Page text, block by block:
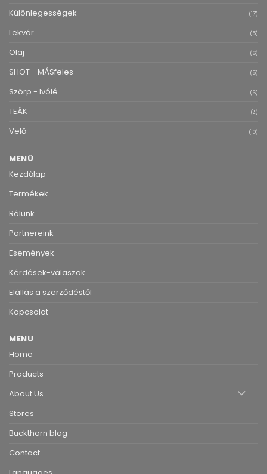
Különlegességek (17)
Lekvár (5)
Olaj (6)
SHOT - MÁSfeles (5)
Szörp - Ivólé (6)
TEÁK (2)
Velő (10)
MENÜ
Kezdőlap
Termékek
Rólunk
Partnereink
Események
Kérdések-válaszok
Elállás a szerződéstől
Kapcsolat
MENU
Home
Products
About Us
Stores
Buckthorn blog
Contact